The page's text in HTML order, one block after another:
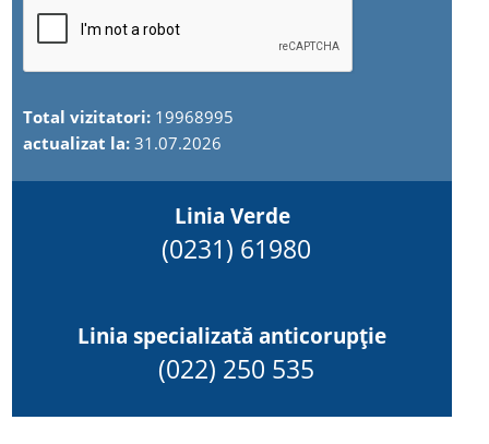
Total vizitatori: 19968995
actualizat la:31.07.2026
Linia Verde
(0231) 61980
Linia specializată anticorupție
(022) 250 535